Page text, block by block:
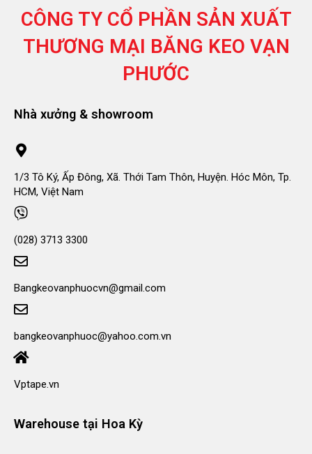
CÔNG TY CỔ PHẦN SẢN XUẤT
THƯƠNG MẠI BĂNG KEO VẠN
PHƯỚC
Nhà xưởng & showroom
1/3 Tô Ký, Ấp Đông, Xã. Thới Tam Thôn, Huyện. Hóc Môn, Tp.
HCM, Việt Nam
(028) 3713 3300
Bangkeovanphuocvn@gmail.com
bangkeovanphuoc@yahoo.com.vn
Vptape.vn
Warehouse tại Hoa Kỳ